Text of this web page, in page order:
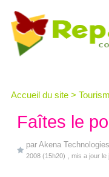
Accueil du site >
Faîtes le
par Akena
2008 (15h20)
, mis a jour